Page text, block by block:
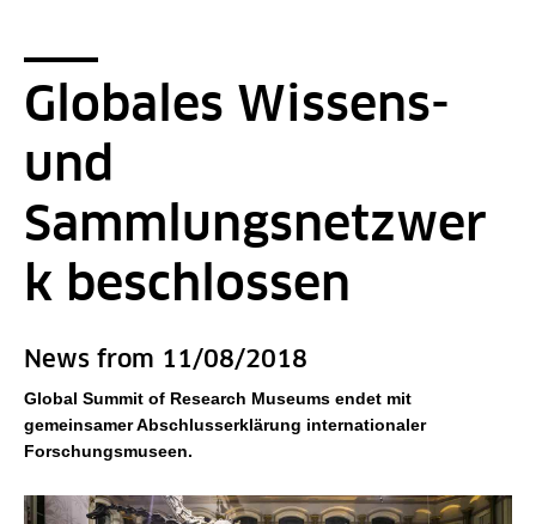
Globales Wissens-
und
Sammlungsnetzwer
k beschlossen
News from 11/08/2018
Global Summit of Research Museums endet mit
gemeinsamer Abschlusserklärung internationaler
Forschungsmuseen.